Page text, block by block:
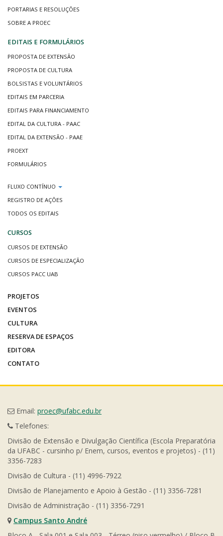
PORTARIAS E RESOLUÇÕES
SOBRE A PROEC
EDITAIS E FORMULÁRIOS
PROPOSTA DE EXTENSÃO
PROPOSTA DE CULTURA
BOLSISTAS E VOLUNTÁRIOS
EDITAIS EM PARCERIA
EDITAIS PARA FINANCIAMENTO
EDITAL DA CULTURA - PAAC
EDITAL DA EXTENSÃO - PAAE
PROEXT
FORMULÁRIOS
FLUXO CONTÍNUO
REGISTRO DE AÇÕES
TODOS OS EDITAIS
CURSOS
CURSOS DE EXTENSÃO
CURSOS DE ESPECIALIZAÇÃO
CURSOS PACC UAB
PROJETOS
EVENTOS
CULTURA
RESERVA DE ESPAÇOS
EDITORA
CONTATO
Email: proec@ufabc.edu.br
Telefones:
Divisão de Extensão e Divulgação Científica (Escola Preparatória
da UFABC - cursinho p/ Enem, cursos, eventos e projetos) - (11)
3356-7283
Divisão de Cultura - (11) 4996-7922
Divisão de Planejamento e Apoio à Gestão - (11) 3356-7281
Divisão de Administração - (11) 3356-7291
Campus Santo André